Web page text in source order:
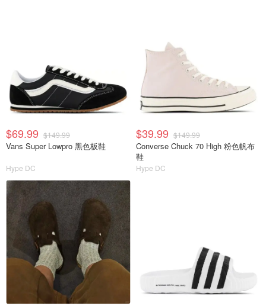
$69.99 $149.99
Vans Super Lowpro 黑色板鞋
Hype DC
$39.99 $149.99
Converse Chuck 70 High 粉色帆布
鞋
Hype DC